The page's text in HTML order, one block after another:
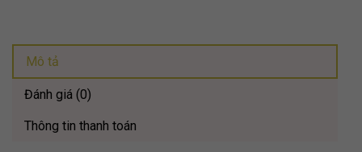
Mô tả
Đánh giá (0)
Thông tin thanh toán